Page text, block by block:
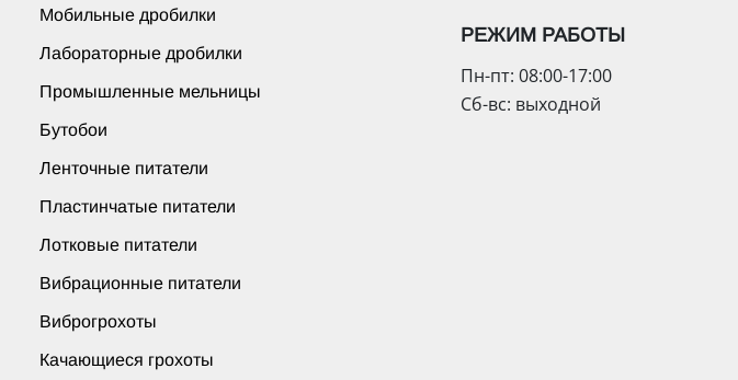
Мобильные дробилки
Лабораторные дробилки
Промышленные мельницы
Бутобои
Ленточные питатели
Пластинчатые питатели
Лотковые питатели
Вибрационные питатели
Виброгрохоты
Качающиеся грохоты
РЕЖИМ РАБОТЫ
Пн-пт: 08:00-17:00
Сб-вс: выходной